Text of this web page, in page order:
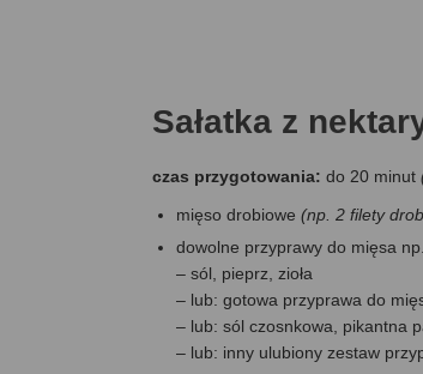
Sałatka z
czas przygotowania: do 20 minut
mięso drobiowe (np. 2 filety
dowolne przyprawy do mięsa
– sól, pieprz, zioła
– lub: gotowa przyprawa do
– lub: sól czosnkowa, pikantna
– lub: inny ulubiony zestaw